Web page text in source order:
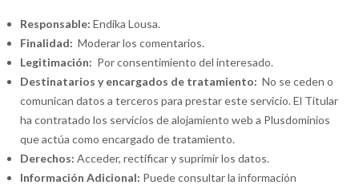
Responsable: Endika Lousa.
Finalidad: Moderar los comentarios.
Legitimación: Por consentimiento del interesado.
Destinatarios y encargados de tratamiento: No se ceden o
comunican datos a terceros para prestar este servicio. El Titular
ha contratado los servicios de alojamiento web a Plusdominios
que actúa como encargado de tratamiento.
Derechos: Acceder, rectificar y suprimir los datos.
Información Adicional: Puede consultar la información